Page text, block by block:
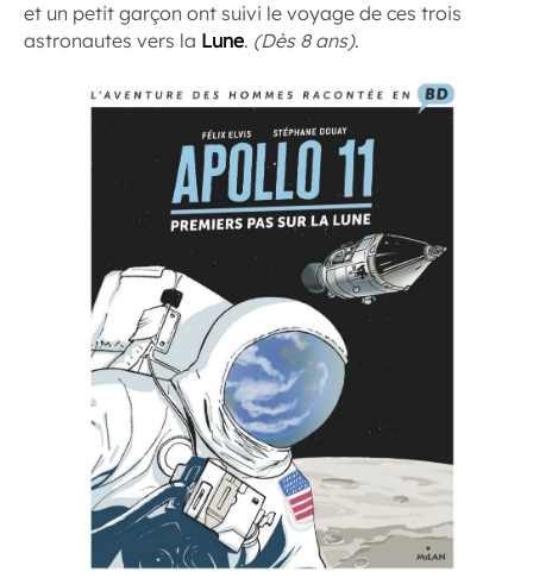
et un petit garçon ont suivi le voyage de ces trois
astronautes vers la Lune. (Dès 8 ans).